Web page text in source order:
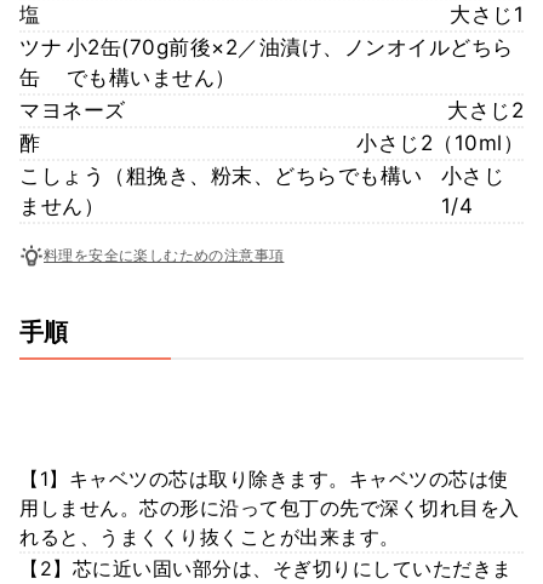
塩
大さじ1
ツナ
缶
小2缶(70g前後×2／油漬け、ノンオイルどちら
でも構いません）
マヨネーズ
大さじ2
酢
小さじ2（10ml）
こしょう（粗挽き、粉末、どちらでも構い
ません）
小さじ
1/4
料理を安全に楽しむための注意事項
手順
【1】キャベツの芯は取り除きます。キャベツの芯は使
用しません。芯の形に沿って包丁の先で深く切れ目を入
れると、うまくくり抜くことが出来ます。
【2】芯に近い固い部分は、そぎ切りにしていただきま